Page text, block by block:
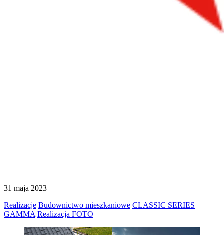
31 maja 2023
Realizacje Budownictwo mieszkaniowe CLASSIC SERIES
GAMMA Realizacja FOTO